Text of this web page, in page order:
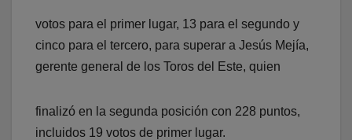
votos para el primer lugar, 13 para el segundo y
cinco para el tercero, para superar a Jesús Mejía,
gerente general de los Toros del Este, quien
finalizó en la segunda posición con 228 puntos,
incluidos 19 votos de primer lugar.